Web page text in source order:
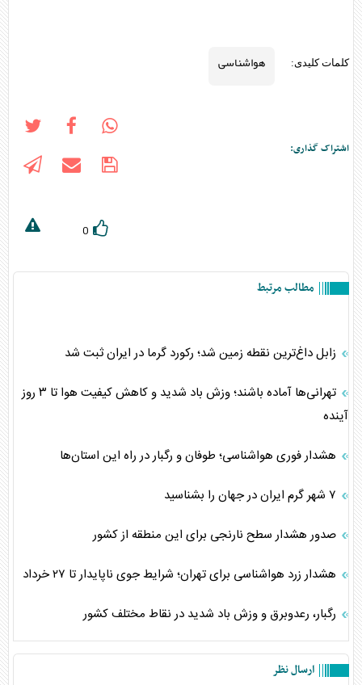
کلمات کلیدی: هواشناسی
اشتراک گذاری:
0
مطالب مرتبط
زابل داغ‌ترین نقطه زمین شد؛ رکورد گرما در ایران ثبت شد
تهرانی‌ها آماده باشند؛ وزش باد شدید و کاهش کیفیت هوا تا ۳ روز
آینده
هشدار فوری هواشناسی؛ طوفان و رگبار در راه این استان‌ها
صدور هشدار سطح نارنجی برای این منطقه از کشور
هشدار زرد هواشناسی برای تهران؛ شرایط جوی ناپایدار تا ۲۷ خرداد
رگبار، رعدوبرق و وزش باد شدید در نقاط مختلف کشور
ارسال نظر